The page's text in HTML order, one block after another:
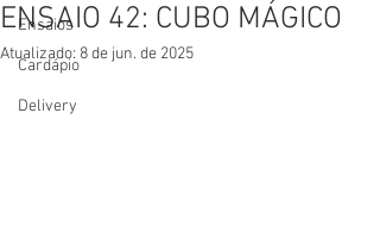
Ensaios
Cardápio
Delivery
ENSAIO 42: CUBO MÁGICO
Atualizado: 8 de jun. de 2025